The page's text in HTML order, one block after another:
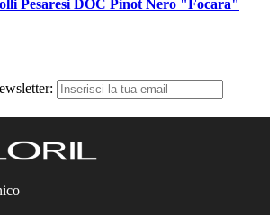
Pesaresi DOC Pinot Nero "Focara"